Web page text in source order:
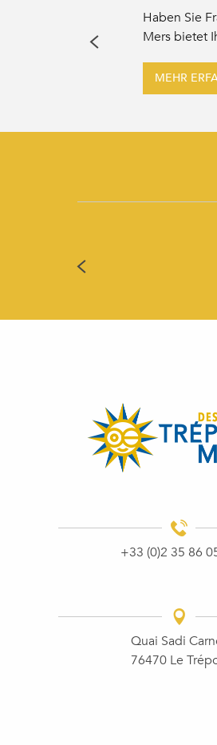
Haben Sie
Mers bietet
MEHR
+33 (0)2 35 86
Quai Sadi
76470 Le